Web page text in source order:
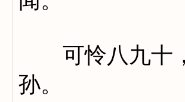
可怜八九十，
孙。